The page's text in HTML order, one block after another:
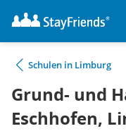
Schulen in Limburg
Grund- und
Eschhofen,